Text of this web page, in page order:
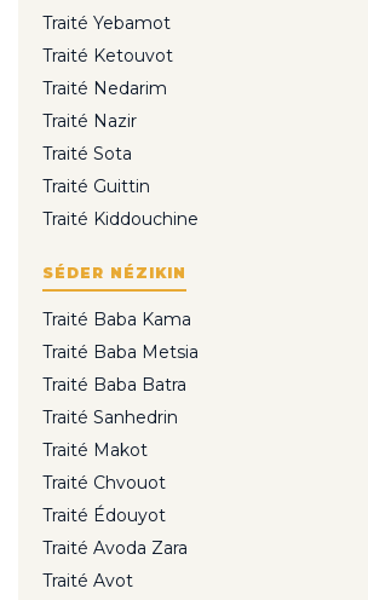
Traité Yebamot
Traité Ketouvot
Traité Nedarim
Traité Nazir
Traité Sota
Traité Guittin
Traité Kiddouchine
SÉDER NÉZIKIN
Traité Baba Kama
Traité Baba Metsia
Traité Baba Batra
Traité Sanhedrin
Traité Makot
Traité Chvouot
Traité Édouyot
Traité Avoda Zara
Traité Avot